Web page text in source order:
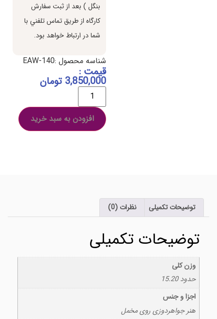
بنگل ) بعد از ثبت سفارش
كارگاه از طريق تماس تلفني با
شما در ارتباط خواهد بود.
شناسه محصول :EAW-140
قیمت :
3,850,000 تومان
افزودن به سبد خرید
توضیحات تکمیلی نظرات (0)
توضیحات تکمیلی
وزن کلی
حدود 15.20
اجزا و جنس
هنر جواهردوزی روی مخمل